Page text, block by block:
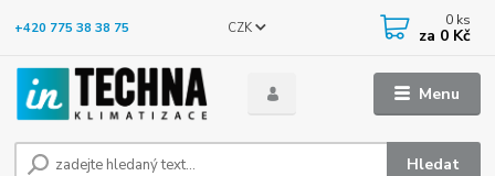
Menu
CZK
Hledat
+420 775 38 38 75 0 ks
za 0 Kč